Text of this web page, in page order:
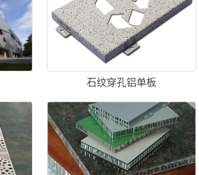
石纹穿孔铝单板